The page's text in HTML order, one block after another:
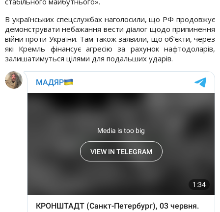
В українських спецслужбах наголосили, що РФ продовжує
демонструвати небажання вести діалог щодо припинення
війни проти України. Там також заявили, що об’єкти, через
які Кремль фінансує агресію за рахунок нафтодоларів,
залишатимуться цілями для подальших ударів.